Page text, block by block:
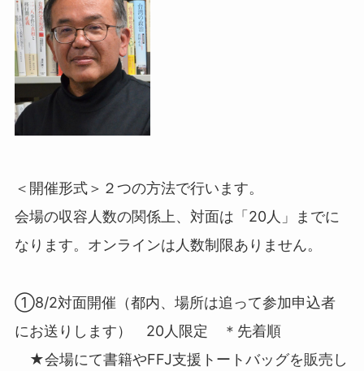
＜開催形式＞２つの方法で行います。
会場の収容人数の関係上、対面は「20人」までに
なります。オンラインは人数制限ありません。
①8/2対面開催（都内、場所は追って参加申込者
にお送りします） 20人限定
＊先着順
★会場にて書籍やFFJ支援トートバッグを販売し